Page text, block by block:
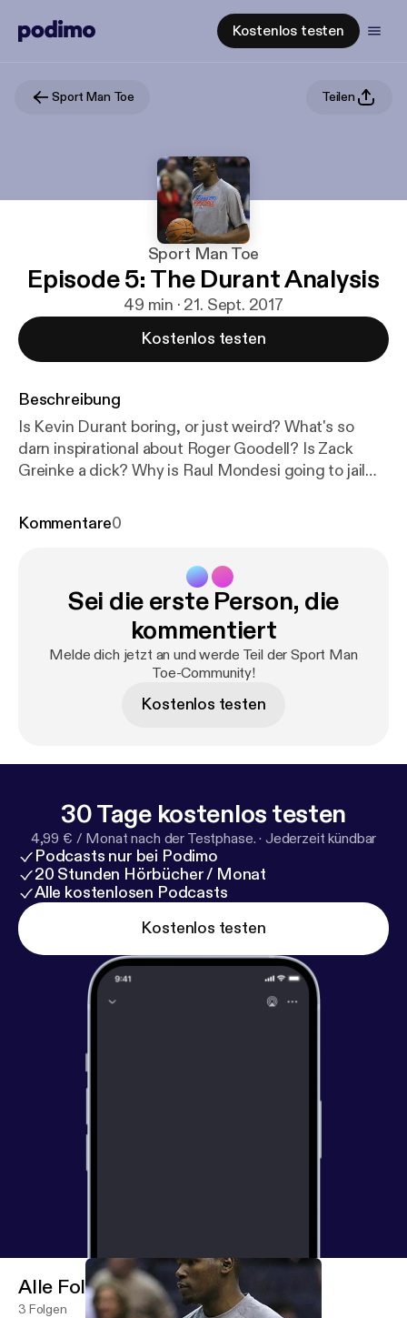
Kostenlos testen
Sport Man Toe Teilen
Sport Man Toe
Episode 5: The Durant Analysis
49 min · 21. Sept. 2017
Kostenlos testen
Beschreibung
Is Kevin Durant boring, or just weird? What's so
darn inspirational about Roger Goodell? Is Zack
Greinke a dick? Why is Raul Mondesi going to jail
anti-millennialism? All these questions are ASKED
Kommentare0
Sei die erste Person, die
kommentiert
Melde dich jetzt an und werde Teil der Sport Man
Toe-Community!
Kostenlos testen
30 Tage kostenlos testen
4,99 € / Monat nach der Testphase. · Jederzeit kündbar
Podcasts nur bei Podimo
20 Stunden Hörbücher / Monat
Alle kostenlosen Podcasts
Kostenlos testen
Alle Folgen
3 Folgen